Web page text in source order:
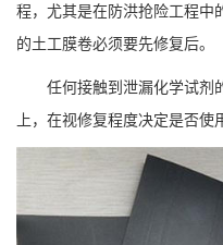
程，尤其是在防洪抢险工程中
的土工膜卷必须要先修复后。
任何接触到泄漏化学试剂
上，在视修复程度决定是否使